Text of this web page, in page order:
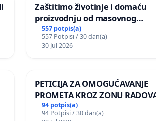
Zaštitimo životinje i domaću
proizvodnju od masovnog
uništavanja zbog afričke
kuge
557 potpis(a)
557 Potpisi / 30 dan(a)
30 Jul 2026
PETICIJA ZA OMOGUĆAVANJE
PROMETA KROZ ZONU
ZA STANOVNIKE Mjesnog
Kamensko i Lemić Brdo
94 potpis(a)
94 Potpisi / 30 dan(a)